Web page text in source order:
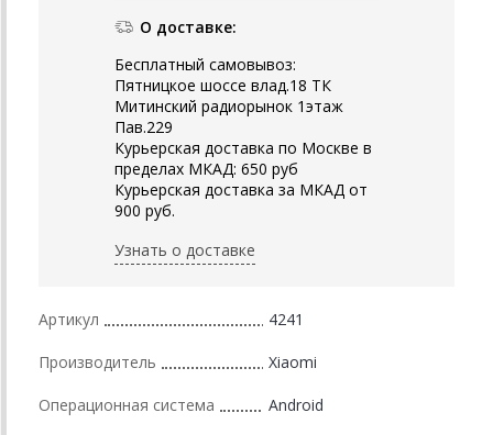
О доставке:
Бесплатный самовывоз:
Пятницкое шоссе влад.18 ТК
Митинский радиорынок 1этаж
Пав.229
Курьерская доставка по Москве в
пределах МКАД: 650 руб
Курьерская доставка за МКАД от
900 руб.
Узнать о доставке
Артикул 4241
Производитель Xiaomi
Операционная система Android